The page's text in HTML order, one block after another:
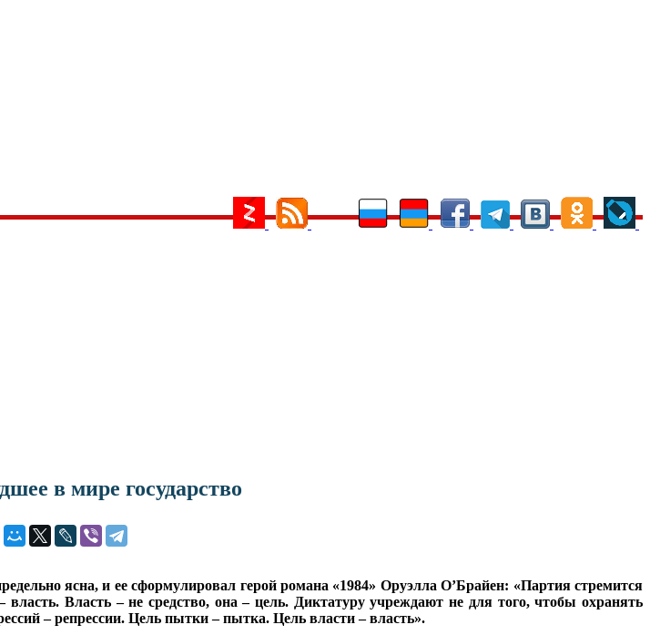
в мире государство
ясна, и ее сформулировал герой романа «1984» Оруэлла О’Брайен: «Партия стремится
Власть – не средство, она – цель. Диктатуру учреждают не для того, чтобы охранять
– репрессии. Цель пытки – пытка. Цель власти – власть».